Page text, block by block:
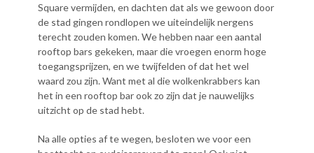
Square vermijden, en dachten dat als we gewoon door
de stad gingen rondlopen we uiteindelijk nergens
terecht zouden komen. We hebben naar een aantal
rooftop bars gekeken, maar die vroegen enorm hoge
toegangsprijzen, en we twijfelden of dat het wel
waard zou zijn. Want met al die wolkenkrabbers kan
het in een rooftop bar ook zo zijn dat je nauwelijks
uitzicht op de stad hebt.
Na alle opties af te wegen, besloten we voor een